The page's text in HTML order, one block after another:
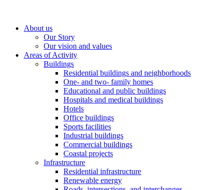
About us
Our Story
Our vision and values
Areas of Activity
Buildings
Residential buildings and neighborhoods
One- and two- family homes
Educational and public buildings
Hospitals and medical buildings
Hotels
Office buildings
Sports facilities
Industrial buildings
Commercial buildings
Coastal projects
Infrastructure
Residential infrastructure
Renewable energy